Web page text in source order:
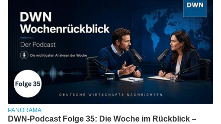
PANORAMA
DWN-Podcast Folge 35: Die Woche im Rückblick –